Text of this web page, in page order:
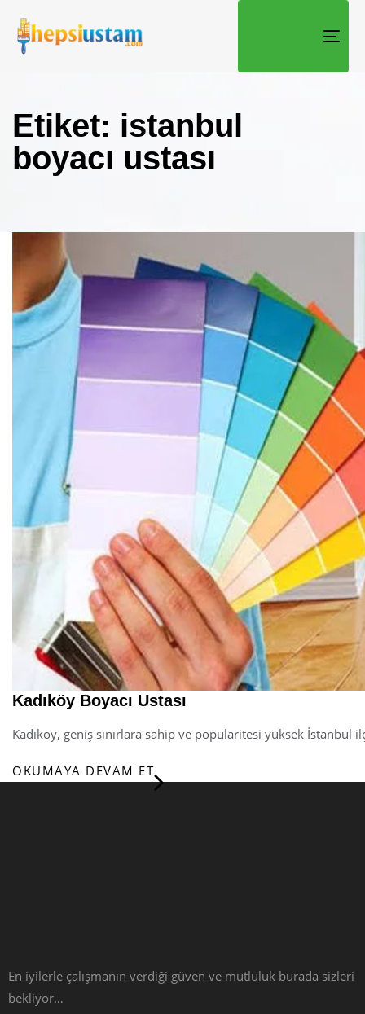
Etiket: istanbul
boyacı ustası
Kadıköy Boyacı Ustası
Kadıköy, geniş sınırlara sahip ve popülaritesi yüksek
OKUMAYA DEVAM ET
En iyilerle çalışmanın verdiği güven ve mutluluk burada sizleri
bekliyor…